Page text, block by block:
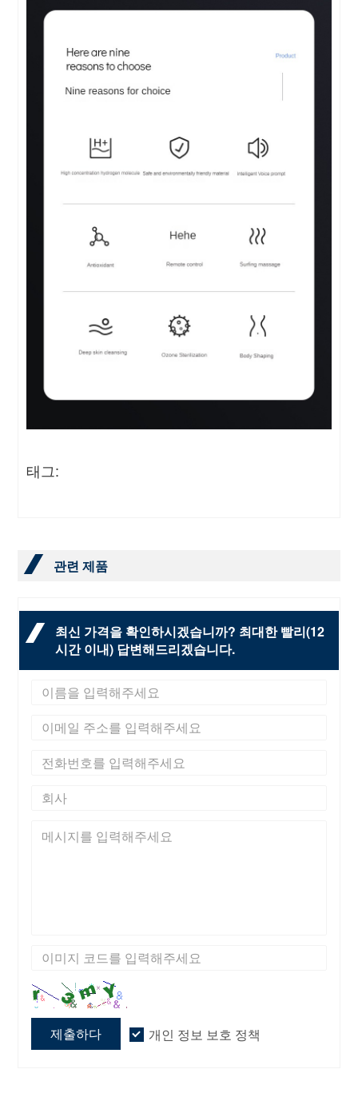
태그:
관련 제품
최신 가격을 확인하시겠습니까? 최대한 빨리(12
시간 이내) 답변해드리겠습니다.
제출하다 개인 정보 보호 정책